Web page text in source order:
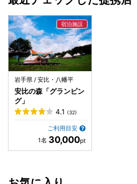
岩手県 / 安比・八幡平
安比の森「グランピン
グ」
4.1 (32)
ご利用目安
30,000